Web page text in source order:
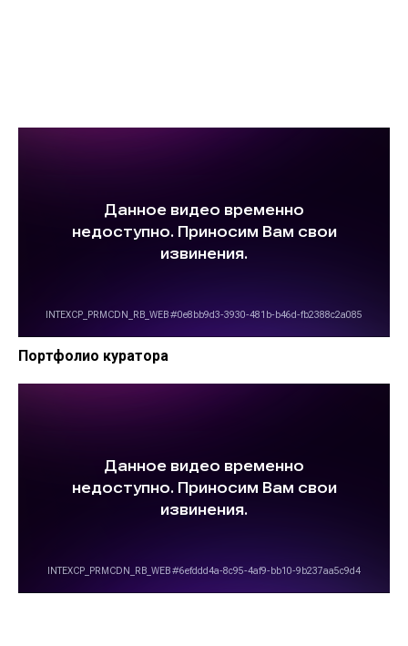
Портфолио куратора